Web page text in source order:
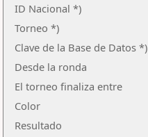
ID Nacional *)
Torneo *)
Clave de la Base de Datos *)
Desde la ronda
El torneo finaliza entre
Color
Resultado